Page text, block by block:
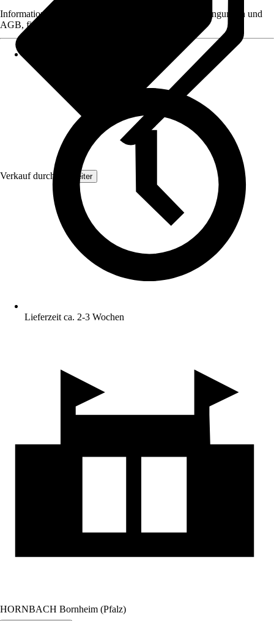
Verkauf durch: Topleiter
Informationen des Verkäufers, wie z. B. Rückgabebedingungen und
AGB, finden Sie bei Klick auf den Verkäufernamen.
Lieferzeit ca. 2-3 Wochen
HORNBACH Bornheim (Pfalz)